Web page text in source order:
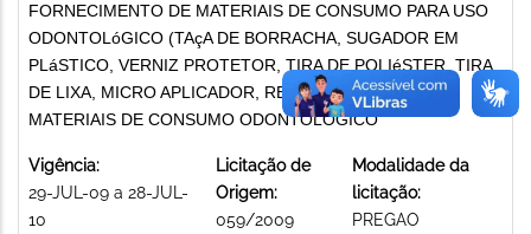
FORNECIMENTO DE MATERIAIS DE CONSUMO PARA USO
ODONTOLóGICO (TAçA DE BORRACHA, SUGADOR EM
PLáSTICO, VERNIZ PROTETOR, TIRA DE POLIéSTER, TIRA
DE LIXA, MICRO APLICADOR, RESINA E OUTROS)
MATERIAIS DE CONSUMO ODONTOLÓGICO
Vigência:
29-JUL-09 a 28-JUL-
10
Licitação de
Origem:
059/2009
Modalidade da
licitação:
PREGAO